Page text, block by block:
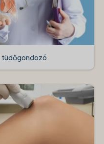
tüdőgondozó